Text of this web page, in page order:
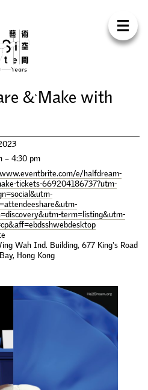
Para
SUP
IB IT ION S
RAMMES
CE
IDENCY
ICATIONS
re & Make with
– 4:30 pm
e/halfdream-
tickets-669204186737?utm-
term=listing&utm-
Wah Ind. Building, 677 King's Road
, Hong Kong